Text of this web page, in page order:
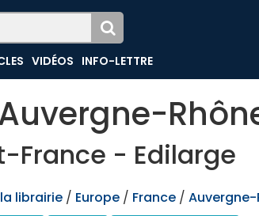
VIDÉOS INFO-LETTRE
France - Edilarge
librairie / Europe / France /